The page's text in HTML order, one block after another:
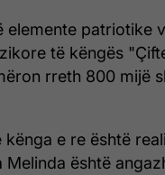
elemente patriotike
të këngës
rreth 800 mijë
kënga e re është
Melinda është